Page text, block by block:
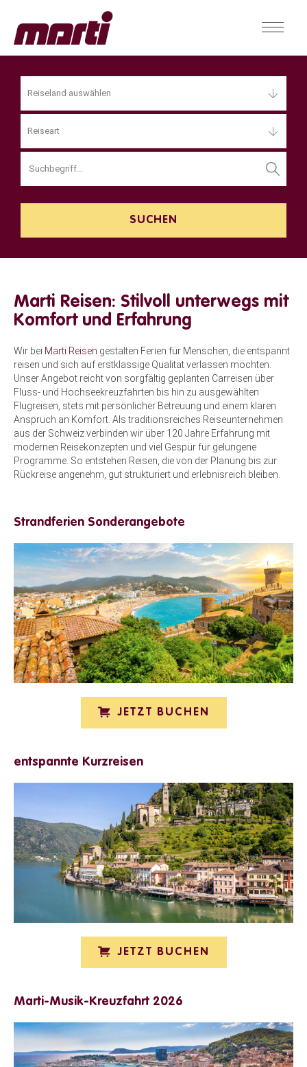
Reiseland auswählen
Reiseart
Marti Reisen: Stilvoll unterwegs mit
Komfort und Erfahrung
Wir bei Marti Reisen gestalten Ferien für Menschen, die entspannt
reisen und sich auf erstklassige Qualität verlassen möchten.
Unser Angebot reicht von sorgfältig geplanten Carreisen über
Fluss- und Hochseekreuzfahrten bis hin zu ausgewählten
Flugreisen, stets mit persönlicher Betreuung und einem klaren
Anspruch an Komfort. Als traditionsreiches Reiseunternehmen
aus der Schweiz verbinden wir über 120 Jahre Erfahrung mit
modernen Reisekonzepten und viel Gespür für gelungene
Programme. So entstehen Reisen, die von der Planung bis zur
Rückreise angenehm, gut strukturiert und erlebnisreich bleiben.
Strandferien Sonderangebote
JETZT BUCHEN
entspannte Kurzreisen
JETZT BUCHEN
Marti-Musik-Kreuzfahrt 2026